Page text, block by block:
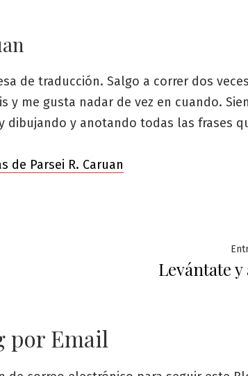
de traducción. Salgo a correr dos
y me gusta nadar de vez en cuando.
dibujando y anotando todas las frases
de Parsei R. Caruan
Levántate y
por Email